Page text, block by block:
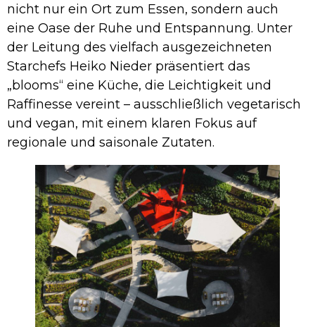
nicht nur ein Ort zum Essen, sondern auch
eine Oase der Ruhe und Entspannung. Unter
der Leitung des vielfach ausgezeichneten
Starchefs Heiko Nieder präsentiert das
„blooms“ eine Küche, die Leichtigkeit und
Raffinesse vereint – ausschließlich vegetarisch
und vegan, mit einem klaren Fokus auf
regionale und saisonale Zutaten.